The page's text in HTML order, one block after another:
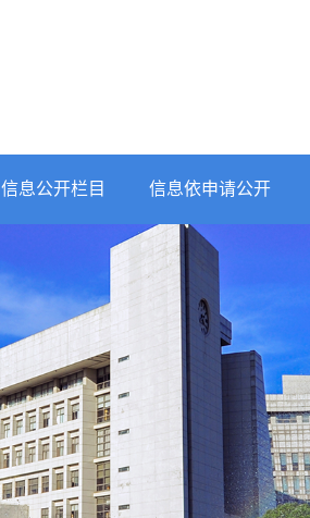
信息公开栏目 信息依申请公开